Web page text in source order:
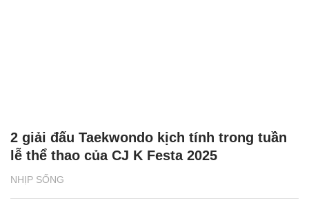
NHỊP SỐNG
2 giải đấu Taekwondo kịch tính trong tuần
lễ thể thao của CJ K Festa 2025